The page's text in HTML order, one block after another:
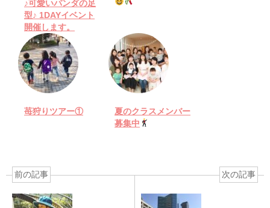
♪可愛いパンダの足
型♪ 1DAYイベント
開催します。
苺狩りツアー①
夏のクラスメンバー
募集中
前の記事 次の記事